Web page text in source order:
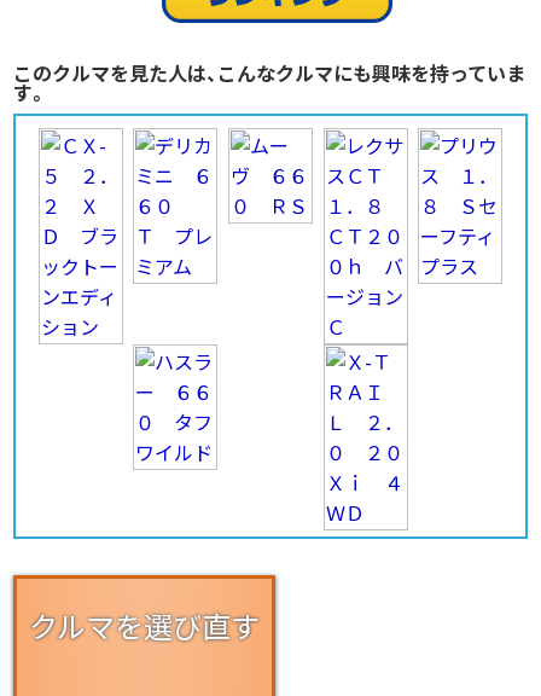
このクルマを見た人は、こんなクルマにも興味を持っていま
す。
クルマを選び直す